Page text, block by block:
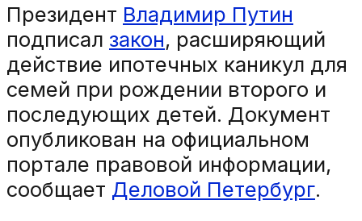
Президент Владимир Путин
подписал закон, расширяющий
действие ипотечных каникул для
семей при рождении второго и
последующих детей. Документ
опубликован на официальном
портале правовой информации,
сообщает Деловой Петербург.